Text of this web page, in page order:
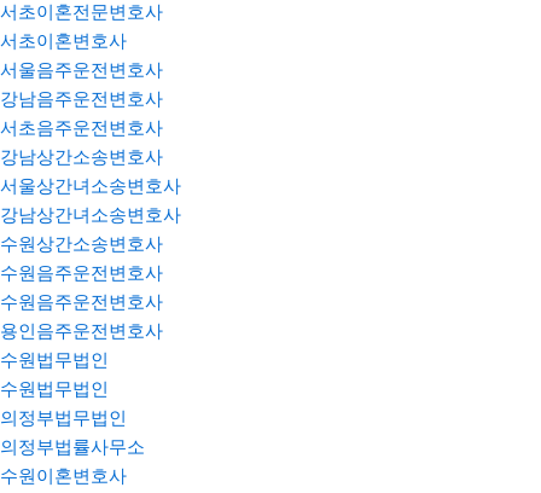
서초이혼전문변호사
서초이혼변호사
서울음주운전변호사
강남음주운전변호사
서초음주운전변호사
강남상간소송변호사
서울상간녀소송변호사
강남상간녀소송변호사
수원상간소송변호사
수원음주운전변호사
수원음주운전변호사
용인음주운전변호사
수원법무법인
수원법무법인
의정부법무법인
의정부법률사무소
수원이혼변호사